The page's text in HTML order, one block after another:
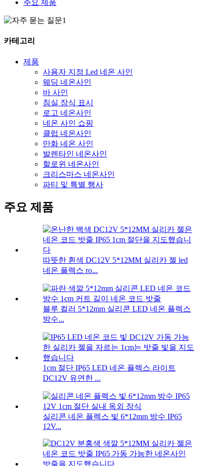
주요 제품
카테고리
제품
사용자 지정 Led 네온 사인
웨딩 네온사인
바 사인
침실 장식 표시
로고 네온사인
네온 사인 쇼핑
클럽 네온사인
만화 네온 사인
발렌타인 네온사인
할로윈 네온사인
크리스마스 네온사인
파티 및 특별 행사
주요 제품
따뜻한 흰색 DC12V 5*12MM 실리카 젤 led
네온 플렉스 ro...
블루 컬러 5*12mm 실리콘 LED 네온 플렉스
방수...
1cm 절단 IP65 LED 네온 플렉스 라이트
DC12V 유연한 ...
실리콘 네온 플렉스 빛 6*12mm 방수 IP65
12V...